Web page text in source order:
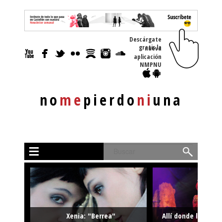
nomepierdoniuna
Descárgate
gratis la nueva
aplicación
NMPNU
Xenia: "Berrea" Allí donde la